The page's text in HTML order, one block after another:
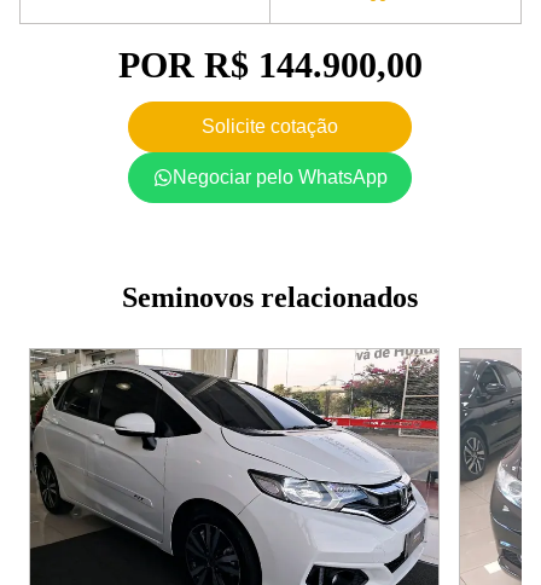
POR R$ 144.900,00
Solicite cotação
Negociar pelo WhatsApp
Seminovos relacionados